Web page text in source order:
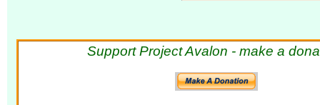
Support Project Avalon - make a